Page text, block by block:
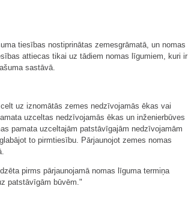
tiesības nostiprinātas zemesgrāmatā, un nomas
attiecas tikai uz tādiem nomas līgumiem, kuri ir
sastāvā.
uz iznomātās zemes nedzīvojamās ēkas vai
uzceltas nedzīvojamās ēkas un inženierbūves
pamata uzceltajām patstāvīgajām nedzīvojamām
to pirmtiesību. Pārjaunojot zemes nomas
pirms pārjaunojamā nomas līguma termiņa
patstāvīgām būvēm."